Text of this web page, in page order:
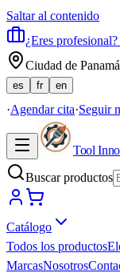
Saltar al contenido
¿Eres
Ciudad de
es fr en
·Agendar cita·Seguir
Tool
Buscar productos
Catálogo
Todos los productos
MarcasNosotros